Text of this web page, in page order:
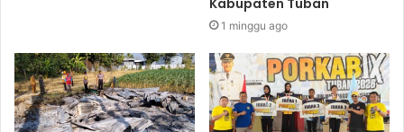
Kabupaten Tuban
1 minggu ago